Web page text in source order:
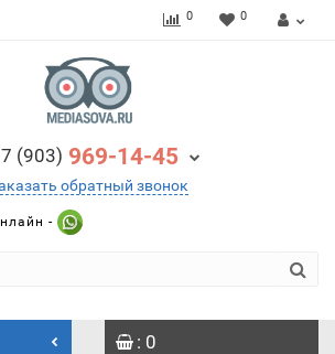
0 0
(903) 969-14-45
обратный звонок
-
: 0